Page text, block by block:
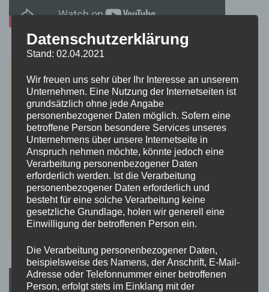
Datenschutzerklärung
Stand: 02.04.2021
Wir freuen uns sehr über Ihr Interesse an unserem
Unternehmen. Eine Nutzung der Internetseiten ist
grundsätzlich ohne jede Angabe
personenbezogener Daten möglich. Sofern eine
betroffene Person besondere Services unseres
Unternehmens über unsere Internetseite in
Anspruch nehmen möchte, könnte jedoch eine
Verarbeitung personenbezogener Daten
erforderlich werden. Ist die Verarbeitung
personenbezogener Daten erforderlich und
besteht für eine solche Verarbeitung keine
gesetzliche Grundlage, holen wir generell eine
Einwilligung der betroffenen Person ein.
Die Verarbeitung personenbezogener Daten,
beispielsweise des Namens, der Anschrift, E-Mail-
Adresse oder Telefonnummer einer betroffenen
Person, erfolgt stets im Einklang mit der